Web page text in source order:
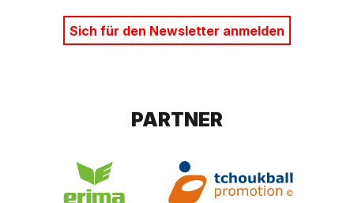
Sich für den Newsletter anmelden
PARTNER